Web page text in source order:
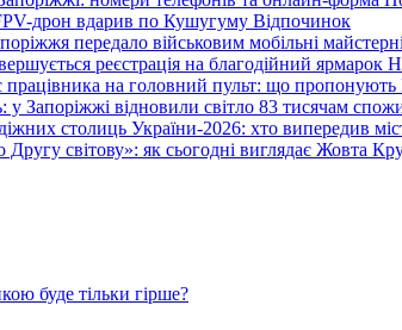
дрон вдарив по Кушугуму Відпочинок
передало військовим мобільні
реєстрація на благодійний ярмарок
працівника на головний пульт: що пропонують
у Запоріжжі відновили світло 83 тисячам
столиць України-2026: хто випередив
світову»: як сьогодні виглядає Жовта
буде тільки гірше?